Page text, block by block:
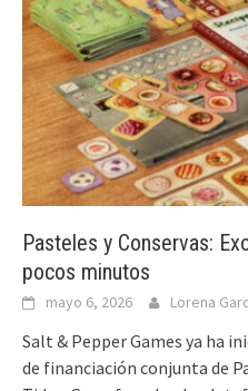
Pasteles y Conservas:
pocos minutos
mayo 6, 2026 Lorena
Salt & Pepper Games ya ha
de financiación conjunta de